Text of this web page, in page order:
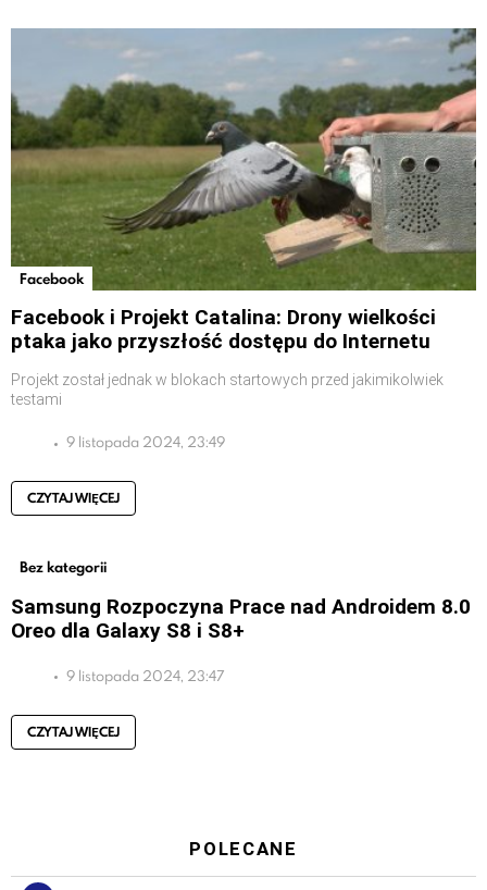
Facebook
Facebook i Projekt Catalina: Drony wielkości
ptaka jako przyszłość dostępu do Internetu
Projekt został jednak w blokach startowych przed jakimikolwiek
testami
9 listopada 2024, 23:49
CZYTAJ WIĘCEJ
Bez kategorii
Samsung Rozpoczyna Prace nad Androidem 8.0
Oreo dla Galaxy S8 i S8+
9 listopada 2024, 23:47
CZYTAJ WIĘCEJ
POLECANE